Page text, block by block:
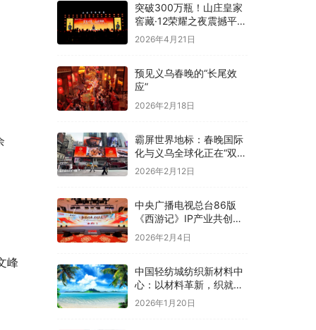
峰
突破300万瓶！山庄皇家
窖藏·12荣耀之夜震撼平
泉，冀酒超级大单品强势
2026年4月21日
预见义乌春晚的“长尾效
应”
2026年2月18日
霸屏世界地标：春晚国际
化与义乌全球化正在“双向
奔赴”！
2026年2月12日
中央广播电视总台86版
《西游记》IP产业共创大
会在京举办
2026年2月4日
中国轻纺城纺织新材料中
心：以材料革新，织就全
球纺织未来新图景
2026年1月20日